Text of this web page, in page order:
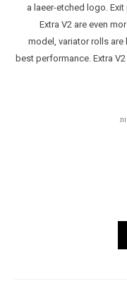
a laeer-etched logo.
Extra V2 are even
model, variator rolls
best performance. Extra